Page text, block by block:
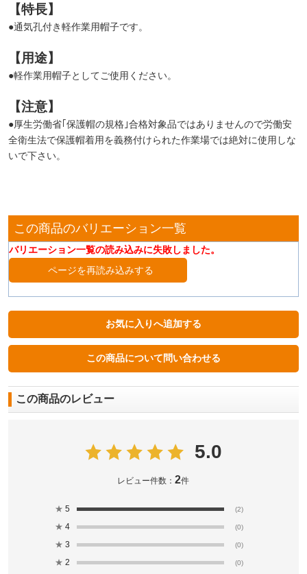
【特長】
●通気孔付き軽作業用帽子です。
【用途】
●軽作業用帽子としてご使用ください。
【注意】
●厚生労働省｢保護帽の規格｣合格対象品ではありませんので労働安
全衛生法で保護帽着用を義務付けられた作業場では絶対に使用しな
いで下さい。
この商品のバリエーション一覧
バリエーション一覧の読み込みに失敗しました。
ページを再読み込みする
この商品のレビュー
5.0
レビュー件数：2件
★ 5 (2)
★ 4 (0)
★ 3 (0)
★ 2 (0)